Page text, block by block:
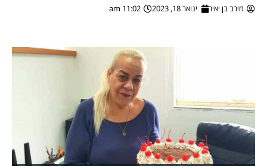
מירב בן יאיר ינואר 18, 2023 11:02 am